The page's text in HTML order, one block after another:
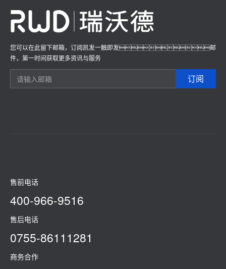
您可以在此留下邮箱，订阅凯发一触即发邮
件，第一时间获取更多资讯与服务
订阅
售前电话
400-966-9516
售后电话
0755-86111281
商务合作